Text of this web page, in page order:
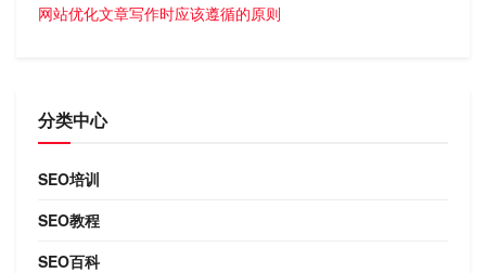
网站优化文章写作时应该遵循的原则
分类中心
SEO培训
SEO教程
SEO百科